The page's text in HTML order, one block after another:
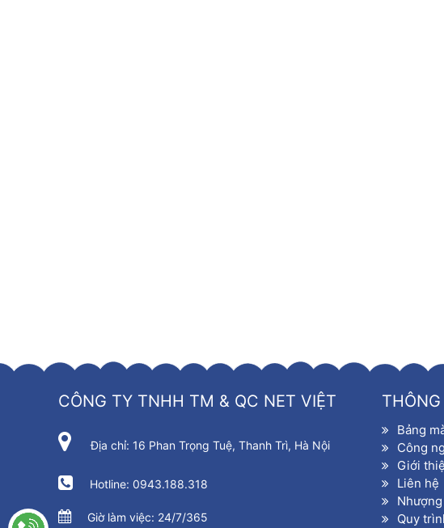
CÔNG TY TNHH TM & QC NET VIỆT
Địa chỉ: 16 Phan Trọng Tuệ, Thanh Trì, Hà Nội
Hotline: 0943.188.318
Giờ làm việc: 24/7/365
Bảng
Công
Giới
Liên hệ
Quy